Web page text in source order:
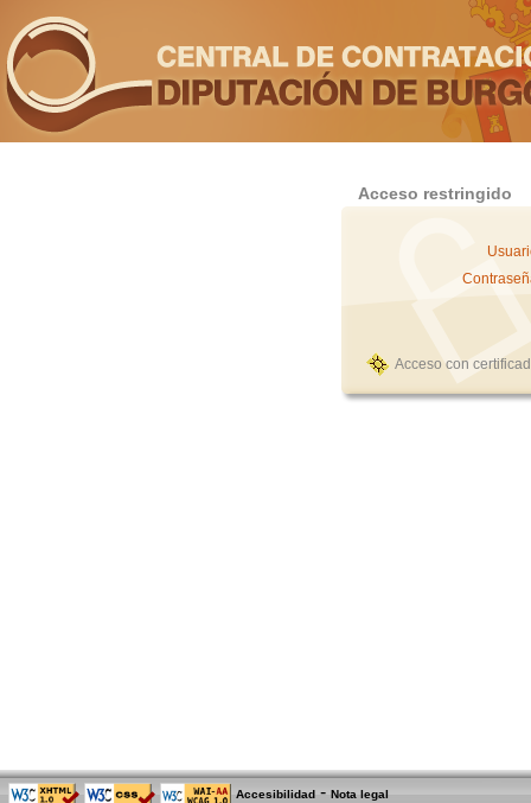
Acceso restringido
Acceso con
Accesibilidad -Nota legal